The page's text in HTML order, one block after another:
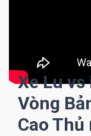
Xe Lu
Vòng
Cao Thủ